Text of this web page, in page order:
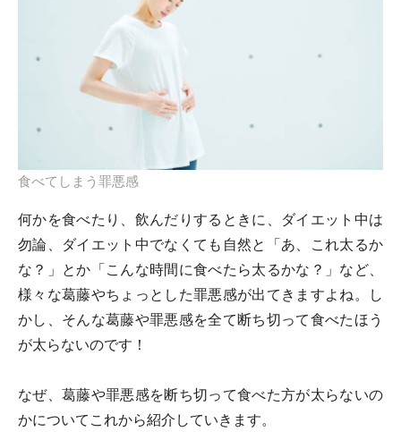
食べてしまう罪悪感
何かを食べたり、飲んだりするときに、ダイエット中は
勿論、ダイエット中でなくても自然と「あ、これ太るか
な？」とか「こんな時間に食べたら太るかな？」など、
様々な葛藤やちょっとした罪悪感が出てきますよね。し
かし、そんな葛藤や罪悪感を全て断ち切って食べたほう
が太らないのです！
なぜ、葛藤や罪悪感を断ち切って食べた方が太らないの
かについてこれから紹介していきます。